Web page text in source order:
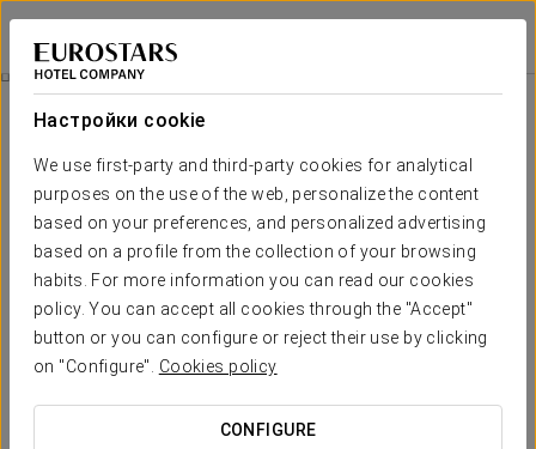
Настройки cookie
We use first-party and third-party cookies for analytical
purposes on the use of the web, personalize the content
based on your preferences, and personalized advertising
based on a profile from the collection of your browsing
habits. For more information you can read our cookies
policy. You can accept all cookies through the "Accept"
button or you can configure or reject their use by clicking
on "Configure". Cookies policy
CONFIGURE
Crisol Alisios Canteras
ЛАС-ПАЛЬМАС-ДЕ-ГРАН-КАНАРИЯ
Номера
Необходимые вам комфорт и
отдых
В отеле Crisol Alisios Canteras есть 67 светлых номера,
оборудованных ЖК-телевизором, деревянным столом,
кондиционером и бесплатным Wi-Fi. В некоторых номерах
также есть собственный балкон, что является идеальным
вариантом для любования прекрасным видом на город.
номеров,45 двухместных номеров,10 двухместных
номеров с двуспальными кроватями